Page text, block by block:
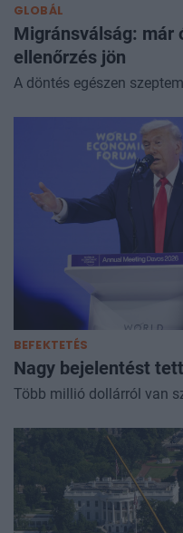
GLOBÁL
Migránsválság: már
ellenőrzés jön
A döntés egészen
BEFEKTETÉS
Nagy bejelentést
Több millió dollárról van